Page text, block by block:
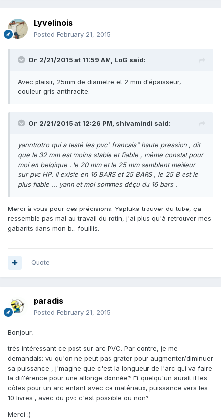
Lyvelinois
Posted February 21, 2015
On 2/21/2015 at 11:59 AM, LoG said:
Avec plaisir, 25mm de diametre et 2 mm d'épaisseur,
couleur gris anthracite.
On 2/21/2015 at 12:26 PM, shivamindi said:
yanntrotro qui a testé les pvc" francais" haute pression , dit
que le 32 mm est moins stable et fiable , même constat pour
moi en belgique . le 20 mm et le 25 mm semblent meilleur
sur pvc HP. il existe en 16 BARS et 25 BARS , le 25 B est le
plus fiable ... yann et moi sommes déçu du 16 bars .
Merci à vous pour ces précisions. Yapluka trouver du tube, ça
ressemble pas mal au travail du rotin, j'ai plus qu'à retrouver mes
gabarits dans mon b... fouillis.
Quote
paradis
Posted February 21, 2015
Bonjour,
très intéressant ce post sur arc PVC. Par contre, je me
demandais: vu qu'on ne peut pas grater pour augmenter/diminuer
sa puissance , j'magine que c'est la longueur de l'arc qui va faire
la différence pour une allonge donnée? Et quelqu'un aurait il les
côtes pour un arc enfant avec ce matériaux, puissance vers les
10 livres , avec du pvc c'est possible ou non?
Merci :)